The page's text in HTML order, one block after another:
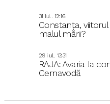
31 iul.. 12:16
Constanța,
malul mării?
29 iul.. 13:31
RAJA: Avaria la
Cernavodă